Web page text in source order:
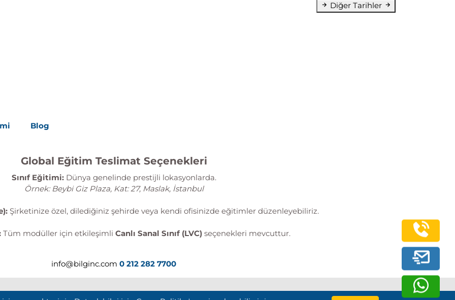
Diğer Tarihler
Blog
Global Eğitim Teslimat Seçenekleri
Sınıf Eğitimi:Dünya genelinde prestijli lokasyonlarda.
Örnek: Beybi Giz Plaza, Kat: 27, Maslak, İstanbul
Şirketinize özel, dilediğiniz şehirde veya kendi ofisinizde eğitimler düzenleyebiliriz.
Tüm modüller için etkileşimli Canlı Sanal Sınıf (LVC)seçenekleri mevcuttur.
info@bilginc.com 0 212 282 7700